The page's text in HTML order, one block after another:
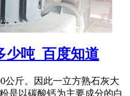
少吨_百度知道
公斤。因此一立方熟石灰大
是以碳酸钙为主要成分的白